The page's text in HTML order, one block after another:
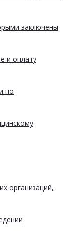
заключены
и оплату
по
организаций,